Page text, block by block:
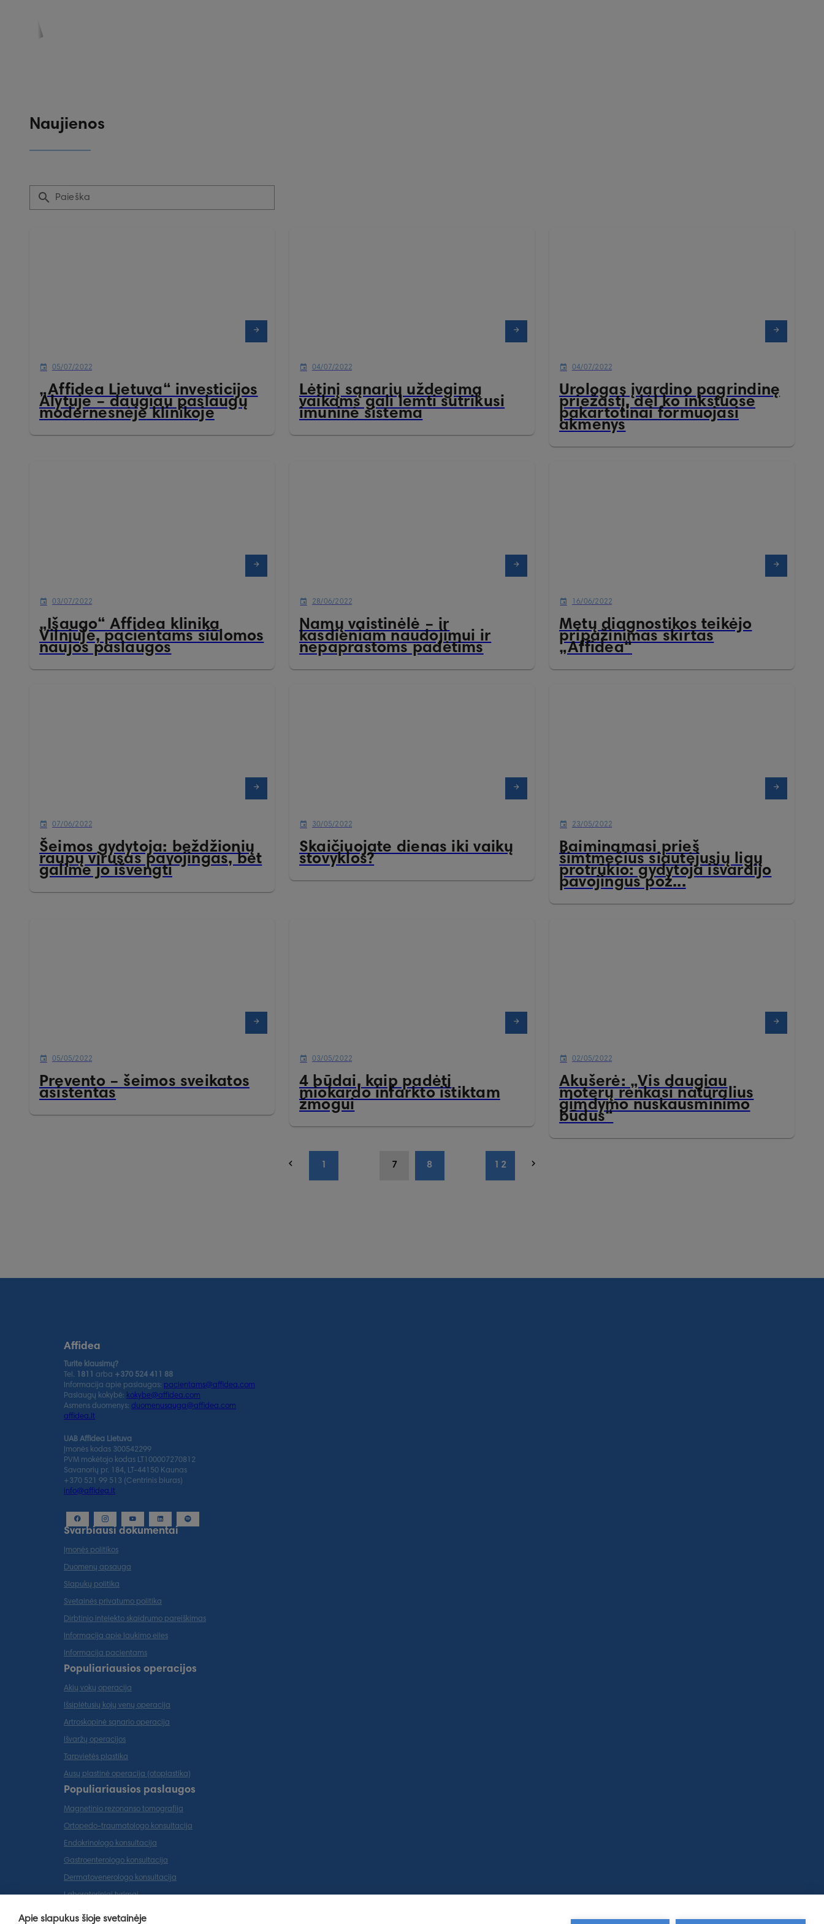
Apie slapukus šioje svetainėje
Naujienos
Paieška
05/07/2022
„Affidea Lietuva“ investicijos
Alytuje – daugiau paslaugų
modernesnėje klinikoje
04/07/2022
Lėtinį sąnarių uždegimą
vaikams gali lemti sutrikusi
imuninė sistema
04/07/2022
Urologas įvardino pagrindinę
priežastį, dėl ko inkstuose
pakartotinai formuojasi
akmenys
03/07/2022
„Išaugo“ Affidea klinika
Vilniuje, pacientams siūlomos
naujos paslaugos
28/06/2022
Namų vaistinėlė – ir
kasdieniam naudojimui ir
nepaprastoms padėtims
16/06/2022
Metų diagnostikos teikėjo
pripažinimas skirtas
„Affidea“
07/06/2022
Šeimos gydytoja: beždžionių
raupų virusas pavojingas, bet
galime jo išvengti
30/05/2022
Skaičiuojate dienas iki vaikų
stovyklos?
23/05/2022
Baiminamasi prieš
šimtmečius siautėjusių ligų
protrūkio: gydytoja išvardijo
pavojingus pož...
05/05/2022
Prevento – šeimos sveikatos
asistentas
03/05/2022
4 būdai, kaip padėti
miokardo infarkto ištiktam
žmogui
02/05/2022
Akušerė: „Vis daugiau
moterų renkasi natūralius
gimdymo nuskausminimo
būdus“
1 7 8 12
Affidea
Turite klausimų?
Tel.
1811 arba +370 524 411 88
Informacija apie paslaugas: pacientams@affidea.com
Paslaugų kokybė: kokybe@affidea.com
Asmens duomenys: duomenusauga@affidea.com
affidea.lt
UAB Affidea Lietuva
Įmonės kodas 300542299
PVM mokėtojo kodas LT100007270812
Savanorių pr. 184, LT-44150 Kaunas
+370 521 99 513 (Centrinis biuras)
info@affidea.lt
Svarbiausi dokumentai
Įmonės politikos
Duomenų apsauga
Slapukų politika
Svetainės privatumo politika
Dirbtinio intelekto skaidrumo pareiškimas
Informacija apie laukimo eiles
Informacija pacientams
Populiariausios operacijos
Akių vokų operacija
Išsiplėtusių kojų venų operacija
Artroskopinė sąnario operacija
Išvaržų operacijos
Tarpvietės plastika
Ausų plastinė operacija (otoplastika)
Populiariausios paslaugos
Magnetinio rezonanso tomografija
Ortopedo-traumatologo konsultacija
Endokrinologo konsultacija
Gastroenterologo konsultacija
Dermatovenerologo konsultacija
Laboratoriniai tyrimai